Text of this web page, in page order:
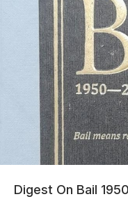
Digest On Bail